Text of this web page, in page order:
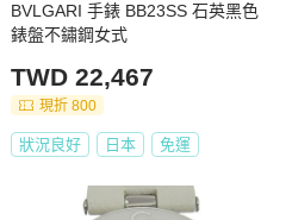
BVLGARI 手錶 BB23SS 石英黑色
錶盤不鏽鋼女式
TWD 22,467
現折 800
狀況良好 日本 免運